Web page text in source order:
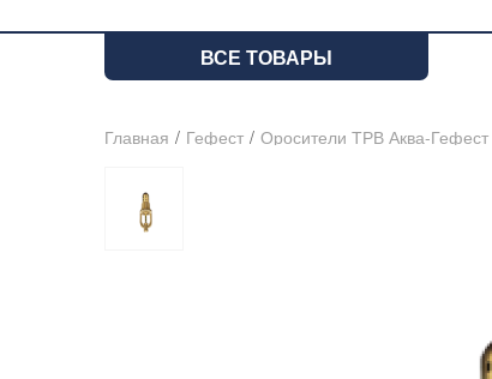
ВСЕ ТОВАРЫ
Главная / Гефест / Оросители ТРВ Аква-Гефест